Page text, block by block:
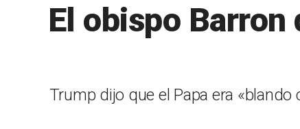
El obispo
Trump dijo que el Papa era